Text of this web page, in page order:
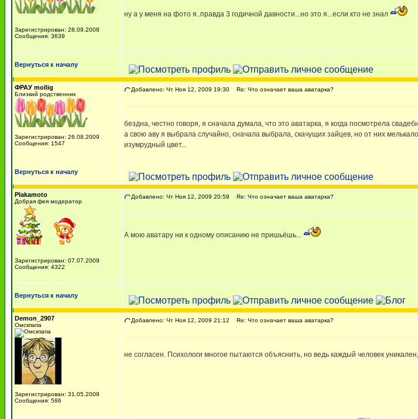
Зарегистрирован: 28.09.2008
Сообщения: 3639
ну а у меня на фото я..правда 3 годичной давности...но это я...если кто не знал
Вернуться к началу
ФРАУ mollig
Близкий родственник
Зарегистрирован: 26.08.2009
Сообщения: 1547
Добавлено: Чт Ноя 12, 2009 19:30 Re: Что означает ваша аватарка?
бездна, честно говоря, я сначала думала, что это аватарка, я когда посмотрела
а свою аву я выбрала случайно, сначала выбрала, скачущих зайцев, но от них
изумрудный цвет...
Вернуться к началу
Plakamoto
Добрая фея модератор
Зарегистрирован: 07.07.2009
Сообщения: 4322
Добавлено: Чт Ноя 12, 2009 20:59 Re: Что означает ваша аватарка?
А мою аватару ни к одному описанию не пришьёшь...
Вернуться к началу
Demon_2907
Омскпапа
Зарегистрирован: 31.05.2009
Сообщения: 586
Добавлено: Чт Ноя 12, 2009 21:12 Re: Что означает ваша аватарка?
не согласен. Психологи многое пытаются объяснить, но ведь каждый человек